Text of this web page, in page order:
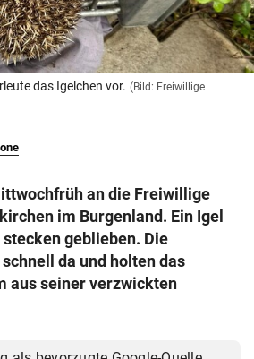
& Co KG 2026
das Igelchen vor. (Bild: Freiwillige
an die Freiwillige
im Burgenland. Ein Igel
geblieben. Die
da und holten das
aus seiner verzwickten